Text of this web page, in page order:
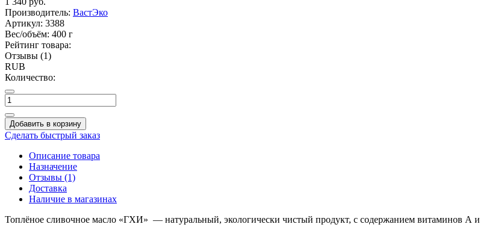
Производитель: ВастЭко
Артикул: 3388
Вес/объём: 400 г
Рейтинг товара:
Отзывы (1)
RUB
Количество:
Добавить в корзину
Сделать быстрый заказ
Описание товара
Назначение
Отзывы (1)
Доставка
Наличие в магазинах
Топлёное сливочное масло «ГХИ» — натуральный, экологически чистый продукт, с содержанием витаминов А